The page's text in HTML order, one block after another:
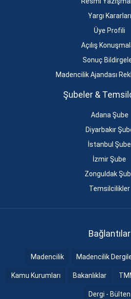
Yargı Kararları
Üye Profili
Açılış
Sonuç
Madencilik Ajandası
Şubeler &
Adana Şube
Diyarbakır
İstanbul Şube
İzmir Şube
Zonguldak
Temsilcilikler
Bağlantılar
Madencilik Madencilik
Kamu Kurumları Bakanlıklar
Dergi - Bülten